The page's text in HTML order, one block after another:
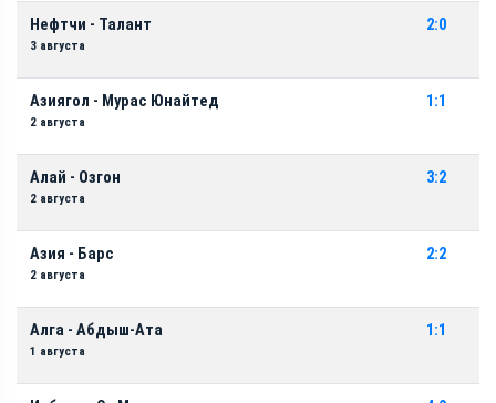
Нефтчи - Талант
3 августа
2:0
Азиягол - Мурас Юнайтед
2 августа
1:1
Алай - Озгон
2 августа
3:2
Азия - Барс
2 августа
2:2
Алга - Абдыш-Ата
1 августа
1:1